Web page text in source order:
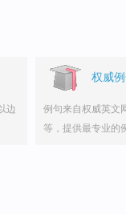
边
权威
例句来自权威英文
等，提供最专业的